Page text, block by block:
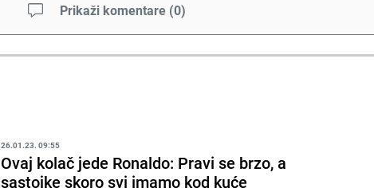
Prikaži komentare (0)
26.01.23. 09:55
Ovaj kolač jede Ronaldo: Pravi se brzo, a
sastojke skoro svi imamo kod kuće